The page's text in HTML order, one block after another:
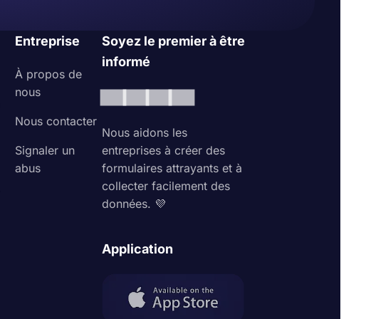
Entreprise
À propos de
nous
Nous contacter
Signaler un
abus
Soyez le premier à être
informé
Nous aidons les
entreprises à créer des
formulaires attrayants et à
collecter facilement des
données. 💜
Application